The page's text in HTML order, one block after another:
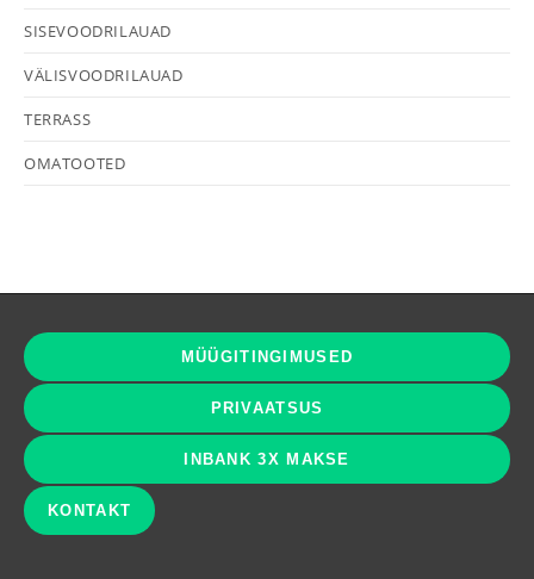
SISEVOODRILAUAD
VÄLISVOODRILAUAD
TERRASS
OMATOOTED
MÜÜGITINGIMUSED
PRIVAATSUS
INBANK 3X MAKSE
KONTAKT